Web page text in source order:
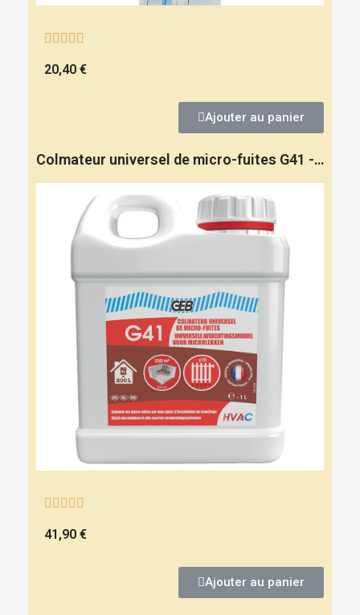
    
20,40 €
Ajouter au panier
Colmateur universel de micro-fuites G41 - GEB
    
41,90 €
Ajouter au panier